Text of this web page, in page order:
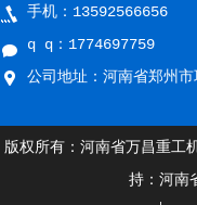
手机：13592566656
q q：1774697759
公司地址：河南省郑州
版权所有：河南省万昌重工
持：河南